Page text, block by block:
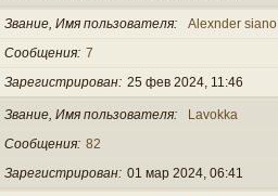
Звание, Имя пользователя
Alexnder siano
Сообщения 7
Зарегистрирован 25 фев 2024, 11:46
Звание, Имя пользователя
Lavokka
Сообщения 82
Зарегистрирован 01 мар 2024, 06:41